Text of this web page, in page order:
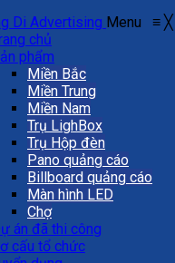
Menu ≡ ╳
chủ
phẩm
Miền Bắc
Miền Trung
Miền Nam
Trụ LighBox
Trụ Hộp đèn
Pano quảng cáo
Billboard quảng cáo
Màn hình LED
Chợ
án đã thi công
cấu tổ chức